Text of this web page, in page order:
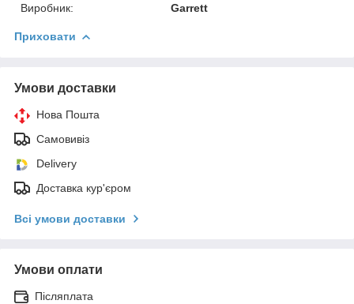
Виробник:
Garrett
Приховати
Умови доставки
Нова Пошта
Самовивіз
Delivery
Доставка кур'єром
Всі умови доставки
Умови оплати
Післяплата